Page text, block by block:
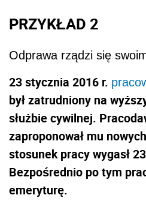
PRZYKŁAD 2
Odprawa rządzi się
23 stycznia 2016 r.
był zatrudniony na
służbie cywilnej.
zaproponował mu
stosunek pracy wygasł
Bezpośrednio po tym
emeryturę.